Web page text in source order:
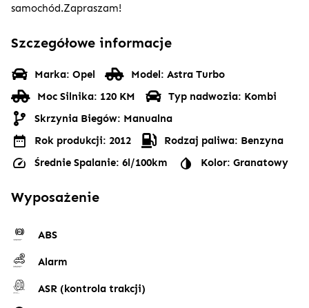
samochód.Zapraszam!
Szczegółowe informacje
Marka: Opel
Model: Astra Turbo
Moc Silnika: 120 KM
Typ nadwozia: Kombi
Skrzynia Biegów: Manualna
Rok produkcji: 2012
Rodzaj paliwa: Benzyna
Średnie Spalanie: 6l/100km
Kolor: Granatowy
Wyposażenie
ABS
Alarm
ASR (kontrola trakcji)